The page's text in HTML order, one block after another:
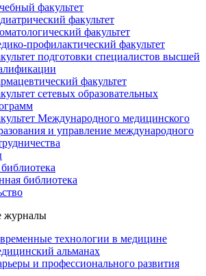
факультет
факультет
факультет
профилактический факультет
подготовки специалистов высшей
факультет
сетевых образовательных
Международного медицинского
и управление международного
библиотека
журналы
технологии в медицине
альманах
и профессионального развития